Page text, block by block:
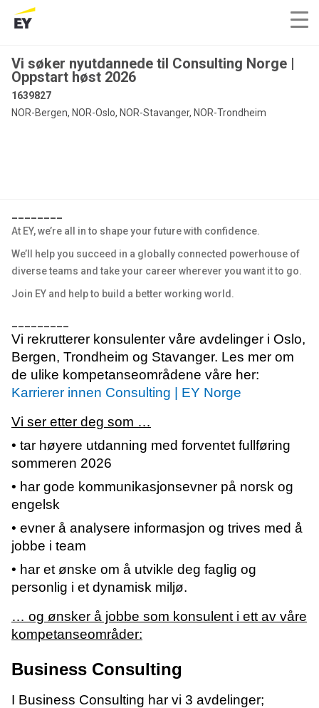
Vi søker nyutdannede til Consulting Norge |
Oppstart høst 2026
1639827
NOR-Bergen, NOR-Oslo, NOR-Stavanger, NOR-Trondheim
At EY, we’re all in to shape your future with confidence.
We’ll help you succeed in a globally connected powerhouse of
diverse teams and take your career wherever you want it to go.
Join EY and help to build a better working world.
Vi rekrutterer konsulenter våre avdelinger i Oslo,
Bergen, Trondheim og Stavanger. Les mer om
de ulike kompetanseområdene våre her:
Karrierer innen Consulting | EY Norge
Vi ser etter deg som …
• tar høyere utdanning med forventet fullføring
sommeren 2026
• har gode kommunikasjonsevner på norsk og
engelsk
• evner å analysere informasjon og trives med å
jobbe i team
• har et ønske om å utvikle deg faglig og
personlig i et dynamisk miljø.
… og ønsker å jobbe som konsulent i ett av våre
kompetanseområder:
Business Consulting
I Business Consulting har vi 3 avdelinger;